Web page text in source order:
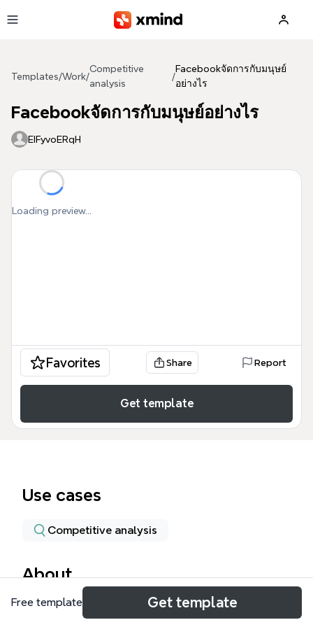
Templates/Work/
Competitive
analysis
/
Facebookจัดการกับมนุษย์
อย่างไร
Facebookจัดการกับมนุษย์อย่างไร
EIFyvoERqH
Loading preview...
Favorites Share Report
Get template
Use cases
Competitive analysis
About
แผนผังความคิด 'Facebook จำแนกมนุษย์อย่างไร' นี้
Free template Get template